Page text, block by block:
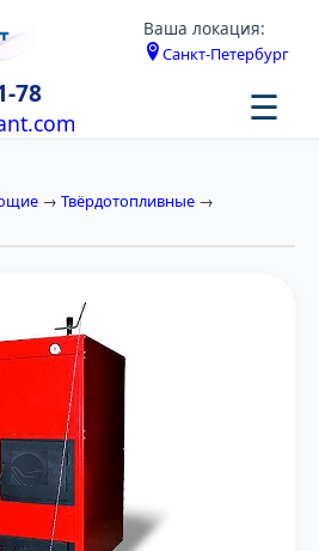
Ваша локация:
Санкт-Петербург
78 ☰
→ Твёрдотопливные →